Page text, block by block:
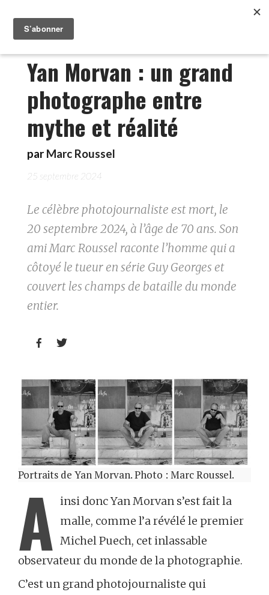
Yan Morvan : un grand
photographe entre
mythe et réalité
par Marc Roussel
25 septembre 2024
Le célèbre photojournaliste est mort, le
20 septembre 2024, à l’âge de 70 ans. Son
ami Marc Roussel raconte l’homme qui a
côtoyé le tueur en série Guy Georges et
couvert les champs de bataille du monde
entier.
 
Portraits de Yan Morvan. Photo : Marc Roussel.
A insi donc Yan Morvan s’est fait la
malle, comme l’a révélé le premier
Michel Puech, cet inlassable
observateur du monde de la photographie.
C’est un grand photojournaliste qui